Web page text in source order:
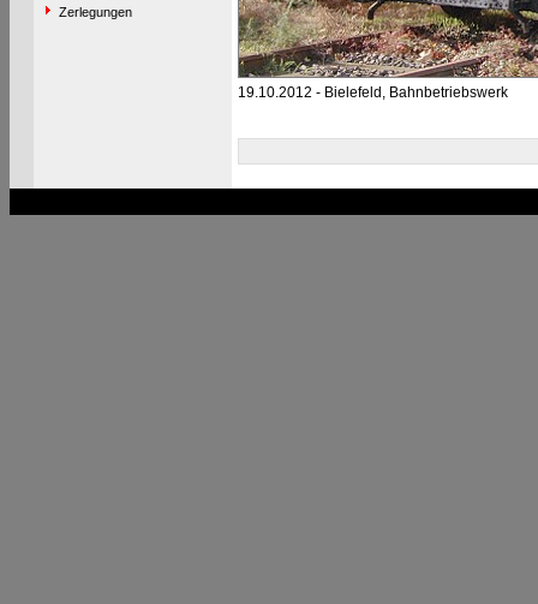
Zerlegungen
19.10.2012 - Bielefeld, Bahnbetriebswerk